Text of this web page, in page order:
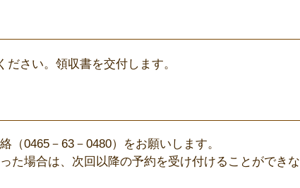
さい。領収書を交付します。
（0465－63－0480）をお願いします。
た場合は、次回以降の予約を受け付けることができな